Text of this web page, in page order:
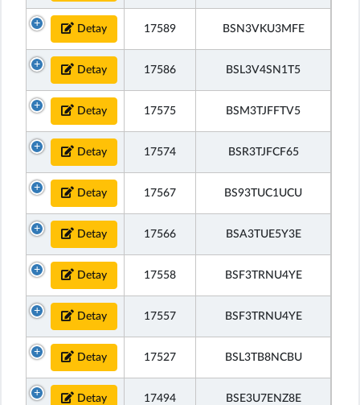
Detay 17589 BSN3VKU3MFE
Detay 17586 BSL3V4SN1T5
Detay 17575 BSM3TJFFTV5
Detay 17574 BSR3TJFCF65
Detay 17567 BS93TUC1UCU
Detay 17566 BSA3TUE5Y3E
Detay 17558 BSF3TRNU4YE
Detay 17557 BSF3TRNU4YE
Detay 17527 BSL3TB8NCBU
Detay 17494 BSE3U7ENZ8E